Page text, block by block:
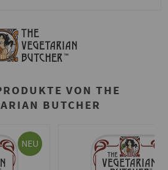
VON THE
BUTCHER
NEU